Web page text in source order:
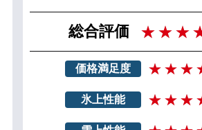
総合評価
価格満足度
氷上性能